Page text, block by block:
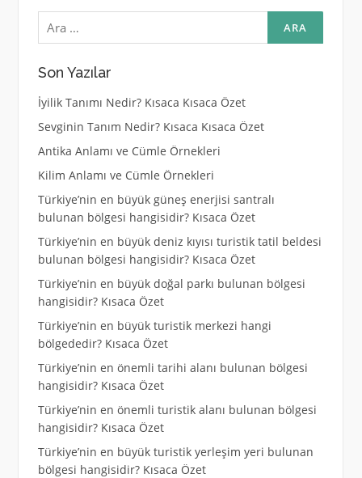
Arama:
Son Yazılar
İyilik Tanımı Nedir? Kısaca Kısaca Özet
Sevginin Tanım Nedir? Kısaca Kısaca Özet
Antika Anlamı ve Cümle Örnekleri
Kilim Anlamı ve Cümle Örnekleri
Türkiye’nin en büyük güneş enerjisi santralı
bulunan bölgesi hangisidir? Kısaca Özet
Türkiye’nin en büyük deniz kıyısı turistik tatil beldesi
bulunan bölgesi hangisidir? Kısaca Özet
Türkiye’nin en büyük doğal parkı bulunan bölgesi
hangisidir? Kısaca Özet
Türkiye’nin en büyük turistik merkezi hangi
bölgededir? Kısaca Özet
Türkiye’nin en önemli tarihi alanı bulunan bölgesi
hangisidir? Kısaca Özet
Türkiye’nin en önemli turistik alanı bulunan bölgesi
hangisidir? Kısaca Özet
Türkiye’nin en büyük turistik yerleşim yeri bulunan
bölgesi hangisidir? Kısaca Özet